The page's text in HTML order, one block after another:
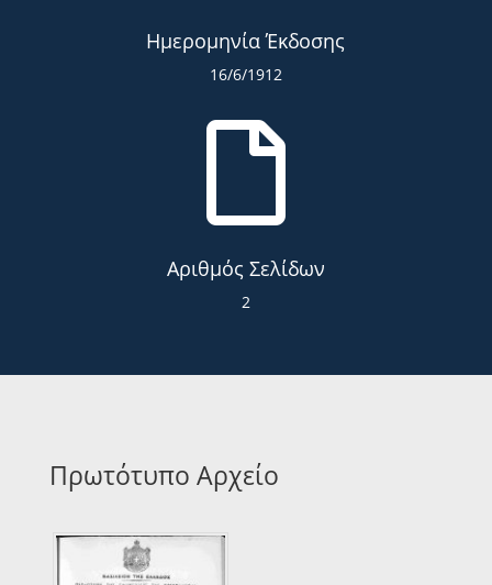
Ημερομηνία Έκδοσης
16/6/1912

Αριθμός Σελίδων
2
Πρωτότυπο Αρχείο